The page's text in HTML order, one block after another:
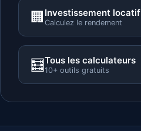
🏢 Investissement locatif
Calculez le rendement
🧮Tous les calculateurs
10+ outils gratuits